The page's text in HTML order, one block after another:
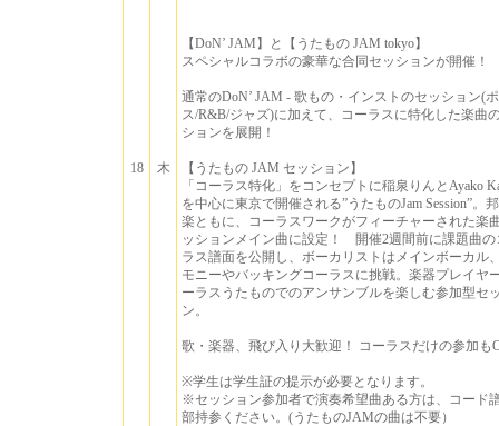
18 木
【DoN’ JAM】と【うたもの JAM tokyo】
スペシャルコラボの豪華な合同セッションが開催！
通常のDoN’ JAM - 歌もの・インストのセッション(
ス/R&B/ジャズ)に加えて、コーラスに特化した楽曲
ションを展開！
【うたもの JAM セッション】
「コーラス特化」をコンセプトに稲泉りんとAyako
を中心に東京で開催される”うたものJam Session”。
楽ともに、コーラスワークがフィーチャーされた楽
ッションメイン曲に設定！ 開催2週間前に課題曲の
ラス譜面を公開し、ボーカリストはメインボーカル
モニーやバッキングコーラスに挑戦。楽器プレイヤ
ーラスうたものでのアンサンブルを楽しむ参加型セ
ン。
歌・楽器、飛び入り大歓迎！ コーラスだけの参加も
※学生は学生証の提示が必要となります。
※セッション参加者で演奏希望曲ある方は、コード
部持参ください。(うたものJAMの曲は不要）